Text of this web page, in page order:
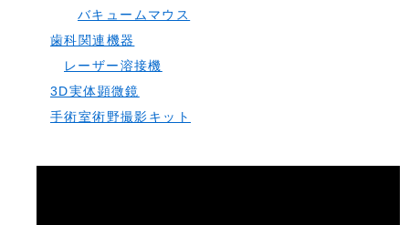
バキュームマウス
歯科関連機器
レーザー溶接機
3D実体顕微鏡
手術室術野撮影キット